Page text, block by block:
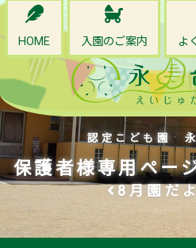
HOME 入園のご案内 よ
認定こども園
保護者様専用ペー
8月園だ